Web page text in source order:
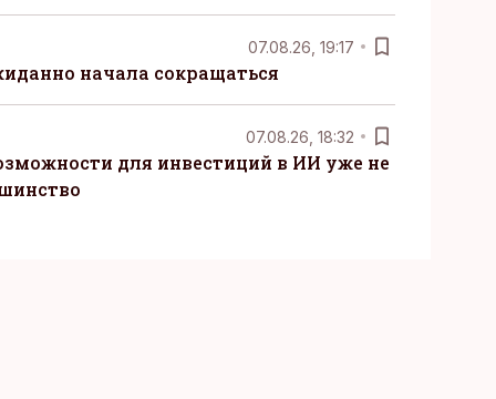
07.08.26, 19:17
начала сокращаться
07.08.26, 18:32
для инвестиций в ИИ уже не